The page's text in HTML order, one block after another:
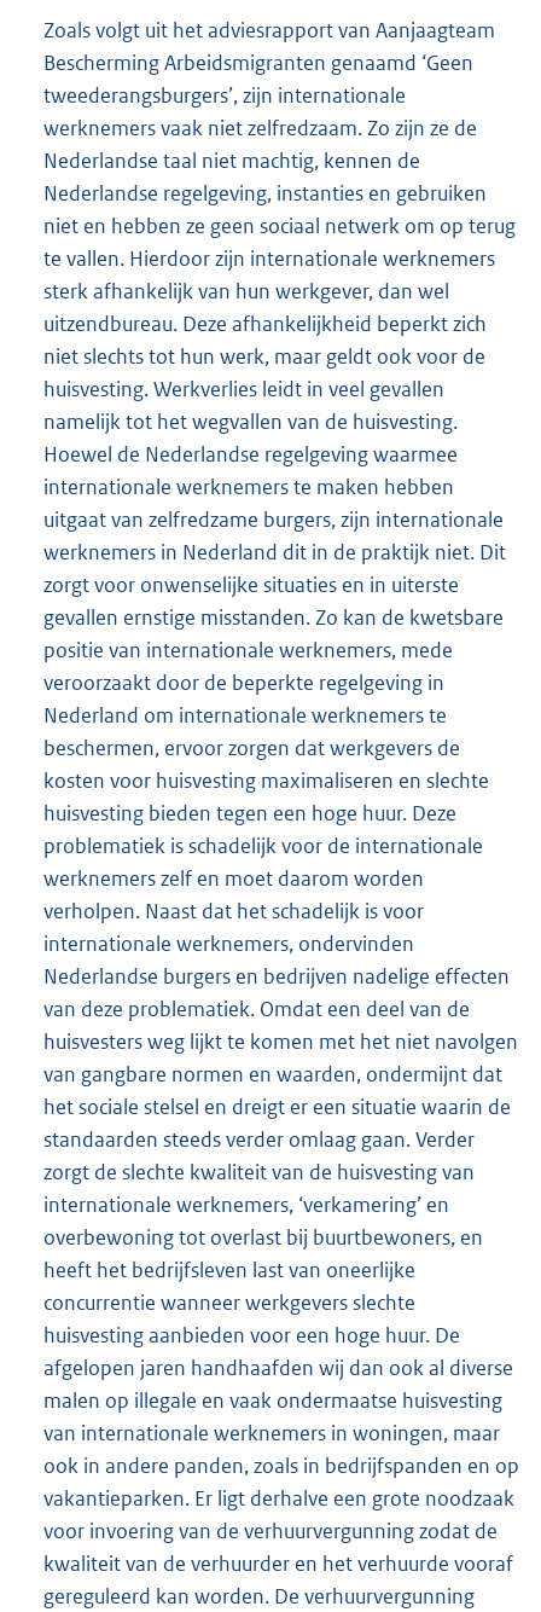
Zoals volgt uit het adviesrapport van Aanjaagteam
Bescherming Arbeidsmigranten genaamd ‘Geen
tweederangsburgers’, zijn internationale
werknemers vaak niet zelfredzaam. Zo zijn ze de
Nederlandse taal niet machtig, kennen de
Nederlandse regelgeving, instanties en gebruiken
niet en hebben ze geen sociaal netwerk om op terug
te vallen. Hierdoor zijn internationale werknemers
sterk afhankelijk van hun werkgever, dan wel
uitzendbureau. Deze afhankelijkheid beperkt zich
niet slechts tot hun werk, maar geldt ook voor de
huisvesting. Werkverlies leidt in veel gevallen
namelijk tot het wegvallen van de huisvesting.
Hoewel de Nederlandse regelgeving waarmee
internationale werknemers te maken hebben
uitgaat van zelfredzame burgers, zijn internationale
werknemers in Nederland dit in de praktijk niet. Dit
zorgt voor onwenselijke situaties en in uiterste
gevallen ernstige misstanden. Zo kan de kwetsbare
positie van internationale werknemers, mede
veroorzaakt door de beperkte regelgeving in
Nederland om internationale werknemers te
beschermen, ervoor zorgen dat werkgevers de
kosten voor huisvesting maximaliseren en slechte
huisvesting bieden tegen een hoge huur. Deze
problematiek is schadelijk voor de internationale
werknemers zelf en moet daarom worden
verholpen. Naast dat het schadelijk is voor
internationale werknemers, ondervinden
Nederlandse burgers en bedrijven nadelige effecten
van deze problematiek. Omdat een deel van de
huisvesters weg lijkt te komen met het niet navolgen
van gangbare normen en waarden, ondermijnt dat
het sociale stelsel en dreigt er een situatie waarin de
standaarden steeds verder omlaag gaan. Verder
zorgt de slechte kwaliteit van de huisvesting van
internationale werknemers, ‘verkamering’ en
overbewoning tot overlast bij buurtbewoners, en
heeft het bedrijfsleven last van oneerlijke
concurrentie wanneer werkgevers slechte
huisvesting aanbieden voor een hoge huur. De
afgelopen jaren handhaafden wij dan ook al diverse
malen op illegale en vaak ondermaatse huisvesting
van internationale werknemers in woningen, maar
ook in andere panden, zoals in bedrijfspanden en op
vakantieparken. Er ligt derhalve een grote noodzaak
voor invoering van de verhuurvergunning zodat de
kwaliteit van de verhuurder en het verhuurde vooraf
gereguleerd kan worden. De verhuurvergunning